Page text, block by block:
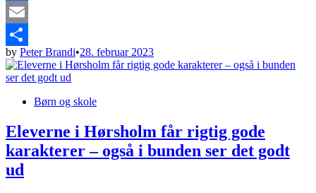
Facebook
Email
Share
by Peter Brandi•28. februar 2023
PostedBørn og skole
Eleverne i Hørsholm får rigtig gode
karakterer – også i bunden ser det godt
ud